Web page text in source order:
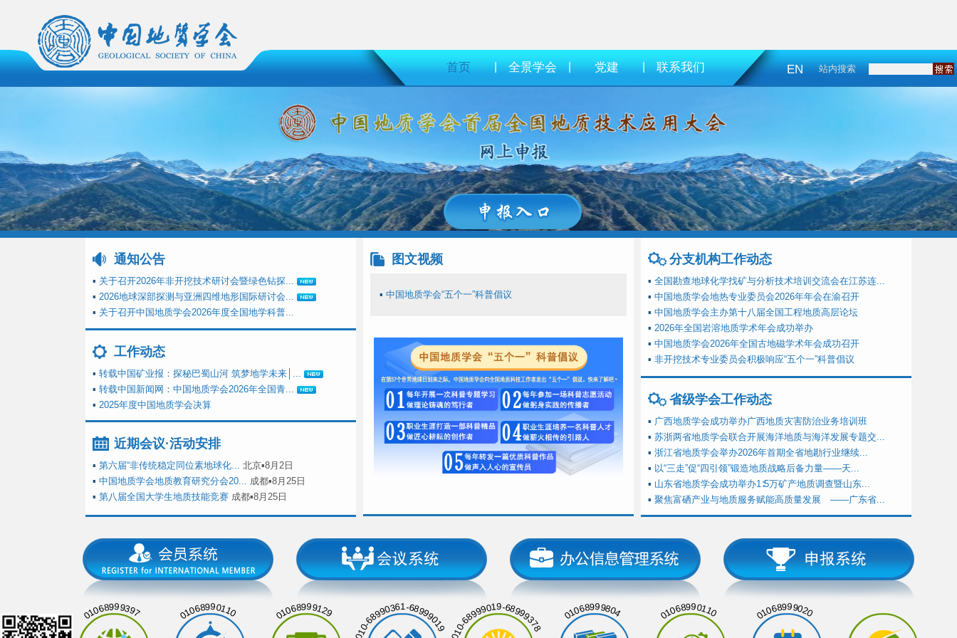
首页 | 全景学会 | 党建 | 联系我们 EN 站内搜索
通知公告
▪ 关于召开2026年非开挖技术研讨会暨绿色钻探...
▪ 2026地球深部探测与亚洲四维地形国际研讨会...
▪ 关于召开中国地质学会2026年度全国地学科普...
工作动态
▪ 转载中国矿业报：探秘巴蜀山河 筑梦地学未来│...
▪ 转载中国新闻网：中国地质学会2026年全国青...
▪ 2025年度中国地质学会决算
近期会议·活动安排
▪ 第六届“非传统稳定同位素地球化... 北京▪8月2日
▪ 中国地质学会地质教育研究分会20... 成都▪8月25日
▪ 第八届全国大学生地质技能竞赛 成都▪8月25日
图文视频
▪ 中国地质学会“五个一”科普倡议
分支机构工作动态
▪ 全国勘查地球化学找矿与分析技术培训交流会在江苏连...
▪ 中国地质学会地热专业委员会2026年年会在渝召开
▪ 中国地质学会主办第十八届全国工程地质高层论坛
▪ 2026年全国岩溶地质学术年会成功举办
▪ 中国地质学会2026年全国古地磁学术年会成功召开
▪ 非开挖技术专业委员会积极响应“五个一”科普倡议
省级学会工作动态
▪ 广西地质学会成功举办广西地质灾害防治业务培训班
▪ 苏浙两省地质学会联合开展海洋地质与海洋发展专题交...
▪ 浙江省地质学会举办2026年首期全省地勘行业继续...
▪ 以“三走”促“四引领”锻造地质战略后备力量——天...
▪ 山东省地质学会成功举办1∶5万矿产地质调查暨山东...
▪ 聚焦富硒产业与地质服务赋能高质量发展 ——广东省...
01068999397 01068990110 01068999129 010-68990361-68999019 010-68999019-68999378 01068999804 01068990110 01068999020